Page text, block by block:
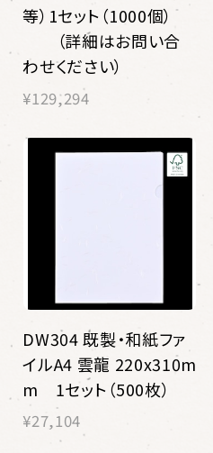
等）1セット（1000個）
（詳細はお問い合
わせください）
¥129,294
DW304 既製・和紙ファ
イルA4 雲龍 220x310m
m 1セット（500枚）
¥27,104